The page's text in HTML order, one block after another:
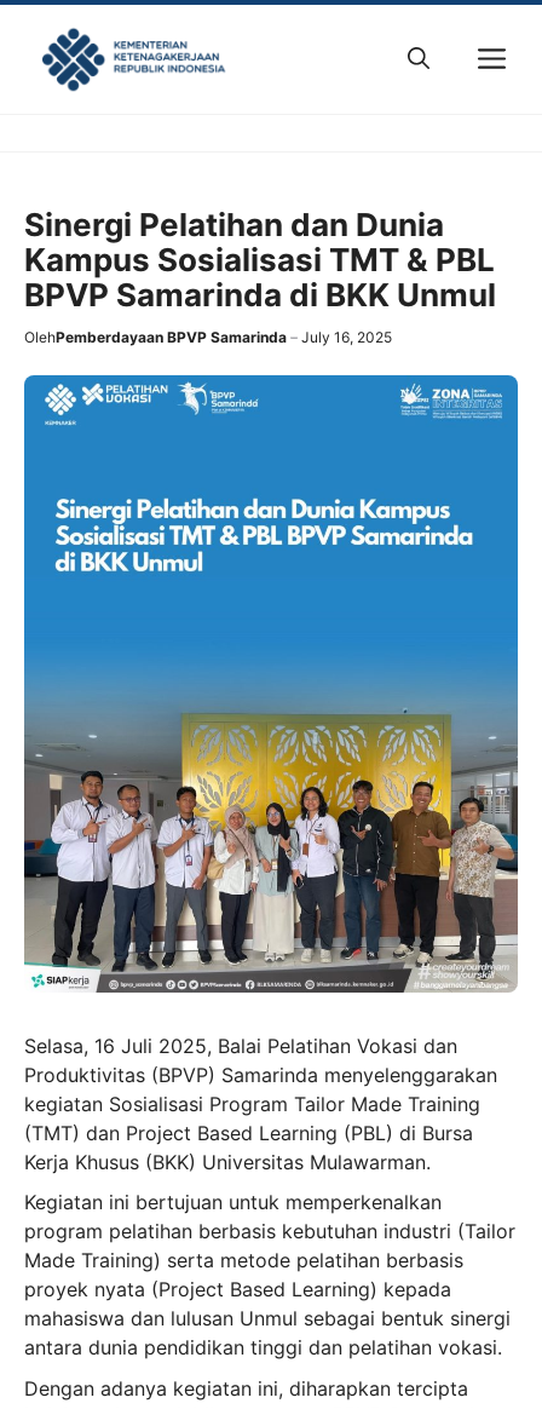
content
Sinergi Pelatihan dan Dunia
Kampus Sosialisasi TMT & PBL
BPVP Samarinda di BKK Unmul
OlehPemberdayaan BPVP Samarinda July 16, 2025
Selasa, 16 Juli 2025, Balai Pelatihan Vokasi dan
Produktivitas (BPVP) Samarinda menyelenggarakan
kegiatan Sosialisasi Program Tailor Made Training
(TMT) dan Project Based Learning (PBL) di Bursa
Kerja Khusus (BKK) Universitas Mulawarman.
Kegiatan ini bertujuan untuk memperkenalkan
program pelatihan berbasis kebutuhan industri (Tailor
Made Training) serta metode pelatihan berbasis
proyek nyata (Project Based Learning) kepada
mahasiswa dan lulusan Unmul sebagai bentuk sinergi
antara dunia pendidikan tinggi dan pelatihan vokasi.
Dengan adanya kegiatan ini, diharapkan tercipta